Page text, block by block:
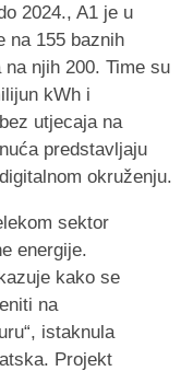
2024., A1 je u
na 155 baznih
njih 200. Time su
kWh i
utjecaja na
predstavljaju
okruženju.
sektor
energije.
kako se
na
istaknula
Projekt